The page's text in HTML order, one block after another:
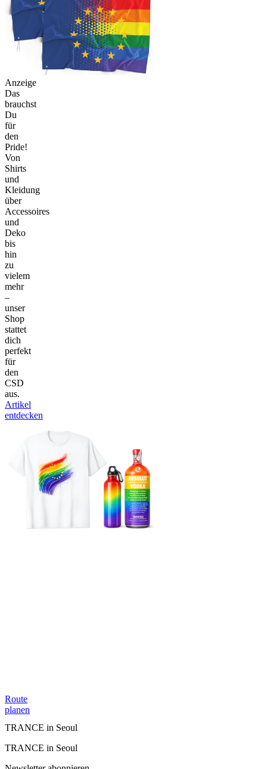
Anzeige
Das
brauchst
Du
für
den
Pride!
Von
Shirts
und
Kleidung
über
Accessoires
und
Deko
bis
hin
zu
vielem
mehr
–
unser
Shop
stattet
dich
perfekt
für
den
CSD
aus.
Artikel
entdecken
Route
planen
TRANCE in Seoul
TRANCE in Seoul